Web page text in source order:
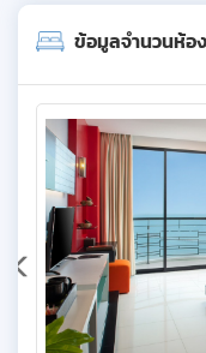
ข้อมูลจำนวนห้อ